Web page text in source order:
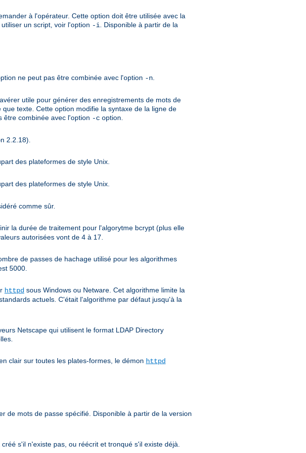
à l'opérateur. Cette option doit être utilisée avec la
un script, voir l'option -i . Disponible à partir de la
ne peut pas être combinée avec l'option -n
utile pour générer des enregistrements de mots de
texte. Cette option modifie la syntaxe de la ligne de
être combinée avec l'option -c option.
2.2.18).
des plateformes de style Unix.
des plateformes de style Unix.
comme sûr.
la durée de traitement pour l'algorytme bcrypt (plus elle
autorisées vont de 4 à 17.
de passes de hachage utilisé pour les algorithmes
5000.
httpd sous Windows ou Netware. Cet algorithme limite la
actuels. C'était l'algorithme par défaut jusqu'à la
Netscape qui utilisent le format LDAP Directory
clair sur toutes les plates-formes, le démon httpd
de mots de passe spécifié. Disponible à partir de la version
créé s'il n'existe pas, ou réécrit et tronqué s'il existe déjà.